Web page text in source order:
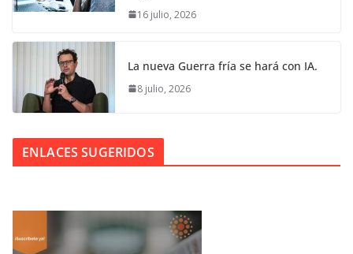
16 julio, 2026
La nueva Guerra fría se hará con IA.
8 julio, 2026
ENLACES SUGERIDOS